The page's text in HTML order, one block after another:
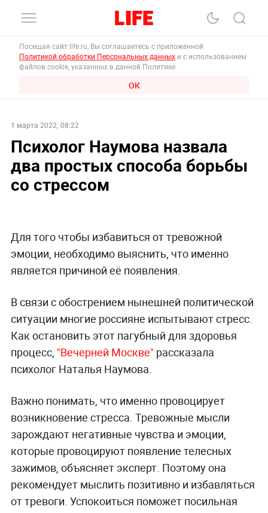
Посещая сайт life.ru, Вы соглашаетесь с приложенной
Политикой обработки Персональных данных и с использованием
файлов cookie, указанных в данной Политике.
ОК
1 марта 2022, 08:22
Психолог Наумова назвала
два простых способа борьбы
со стрессом
Для того чтобы избавиться от тревожной
эмоции, необходимо выяснить, что именно
является причиной её появления.
В связи с обострением нынешней политической
ситуации многие россияне испытывают стресс.
Как остановить этот пагубный для здоровья
процесс, "Вечерней Москве" рассказала
психолог Наталья Наумова.
Важно понимать, что именно провоцирует
возникновение стресса. Тревожные мысли
зарождают негативные чувства и эмоции,
которые провоцируют появление телесных
зажимов, объясняет эксперт. Поэтому она
рекомендует мыслить позитивно и избавляться
от тревоги. Успокоиться поможет посильная